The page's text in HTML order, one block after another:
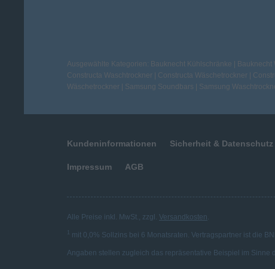
Ausgewählte Kategorien: Bauknecht Kühlschränke | Bauknecht
Constructa Waschtrockner | Constructa Wäschetrockner |
Wäschetrockner | Samsung Soundbars | Samsung
Kundeninformationen Sicherheit & Datenschutz
Impressum AGB
Alle Preise inkl. MwSt., zzgl. Versandkosten
1 mit 0,0% Sollzins bei 6 Monatsraten. Vertragspartner ist die
Angaben stellen zugleich das repräsentative Beispiel im Sinne